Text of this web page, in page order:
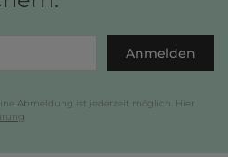
Anmelden
Abmeldung ist jederzeit möglich. Hier